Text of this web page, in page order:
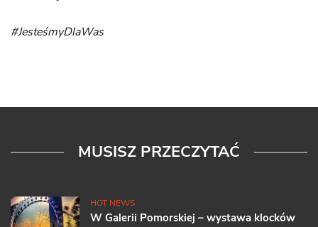
#JesteśmyDlaWas
MUSISZ PRZECZYTAĆ
HOT NEWS
W Galerii Pomorskiej – wystawa klocków